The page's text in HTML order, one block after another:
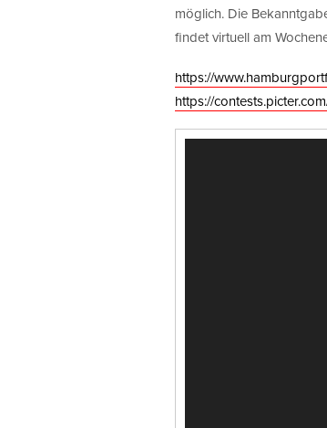
möglich. Die
findet virtuell am
https://
https://